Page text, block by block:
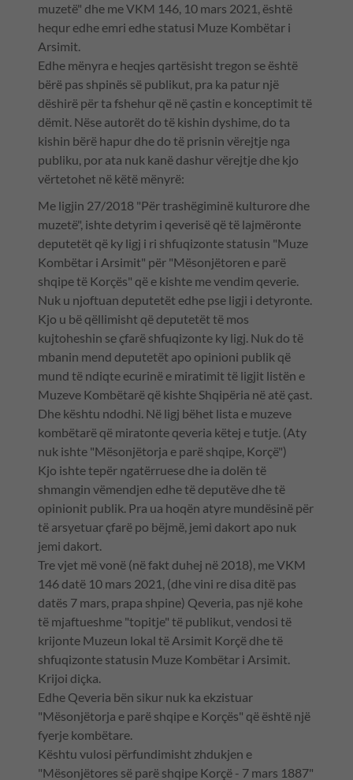
muzetë" dhe me VKM 146, 10 mars 2021, është
hequr edhe emri edhe statusi Muze Kombëtar i
Arsimit.
Edhe mënyra e heqjes qartësisht tregon se është
bërë pas shpinës së publikut, pra ka patur një
dëshirë për ta fshehur që në çastin e konceptimit të
dëmit. Nëse autorët do të kishin dyshime, do ta
kishin bërë hapur dhe do të prisnin vërejtje nga
publiku, por ata nuk kanë dashur vërejtje dhe kjo
vërtetohet në këtë mënyrë:
Me ligjin 27/2018 "Për trashëgiminë kulturore dhe
muzetë", ishte detyrim i qeverisë që të lajmëronte
deputetët që ky ligj i ri shfuqizonte statusin "Muze
Kombëtar i Arsimit" për "Mësonjëtoren e parë
shqipe të Korçës" që e kishte me vendim qeverie.
Nuk u njoftuan deputetët edhe pse ligji i detyronte.
Kjo u bë qëllimisht që deputetët të mos
kujtoheshin se çfarë shfuqizonte ky ligj. Nuk do të
mbanin mend deputetët apo opinioni publik që
mund të ndiqte ecurinë e miratimit të ligjit listën e
Muzeve Kombëtarë që kishte Shqipëria në atë çast.
Dhe kështu ndodhi. Në ligj bëhet lista e muzeve
kombëtarë që miratonte qeveria këtej e tutje. (Aty
nuk ishte "Mësonjëtorja e parë shqipe, Korçë")
Kjo ishte tepër ngatërruese dhe ia dolën të
shmangin vëmendjen edhe të deputëve dhe të
opinionit publik. Pra ua hoqën atyre mundësinë për
të arsyetuar çfarë po bëjmë, jemi dakort apo nuk
jemi dakort.
Tre vjet më vonë (në fakt duhej në 2018), me VKM
146 datë 10 mars 2021, (dhe vini re disa ditë pas
datës 7 mars, prapa shpine) Qeveria, pas një kohe
të mjaftueshme "topitje" të publikut, vendosi të
krijonte Muzeun lokal të Arsimit Korçë dhe të
shfuqizonte statusin Muze Kombëtar i Arsimit.
Krijoi diçka.
Edhe Qeveria bën sikur nuk ka ekzistuar
"Mësonjëtorja e parë shqipe e Korçës" që është një
fyerje kombëtare.
Kështu vulosi përfundimisht zhdukjen e
"Mësonjëtores së parë shqipe Korçë - 7 mars 1887"